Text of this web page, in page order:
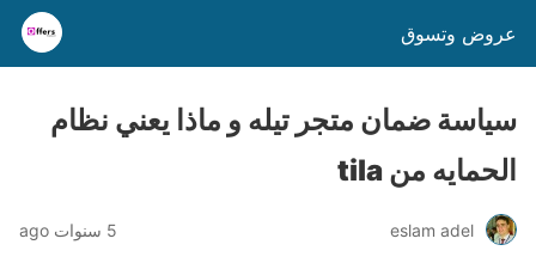
عروض وتسوق
سياسة ضمان متجر تيله و ماذا يعني نظام
الحمايه من tila
eslam adel 5 سنوات ago